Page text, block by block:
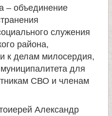
– объединение
служения
района,
к делам милосердия,
для
СВО и членам
Александр